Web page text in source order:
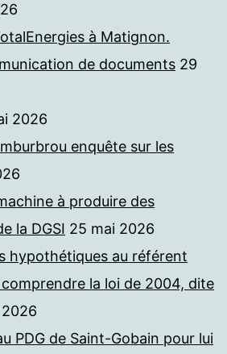
à Matignon.
de documents 29
2026
enquête sur les
à produire des
la DGSI 25 mai 2026
hypothétiques au référent
la loi de 2004, dite
PDG de Saint-Gobain pour lui